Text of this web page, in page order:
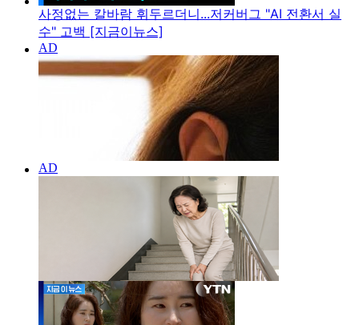
사정없는 칼바람 휘두르더니...저커버그 "AI 전환서 실
수" 고백 [지금이뉴스]